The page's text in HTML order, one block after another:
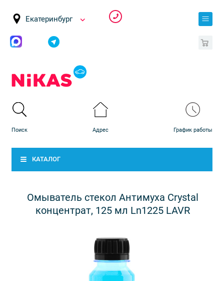
Екатеринбург
КАТАЛОГ
Омыватель стекол Антимуха Crystal
концентрат, 125 мл Ln1225 LAVR